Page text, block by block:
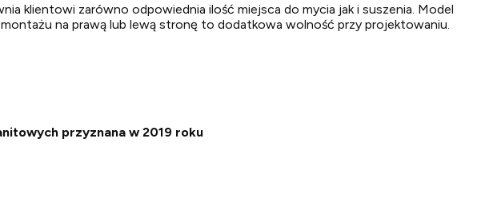
klientowi zarówno odpowiednia ilość miejsca do mycia jak i suszenia. Model
na prawą lub lewą stronę to dodatkowa wolność przy projektowaniu.
przyznana w 2019 roku